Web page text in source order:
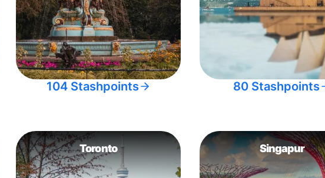
104 Stashpoints 80 Stashpoints
Toronto Singapur